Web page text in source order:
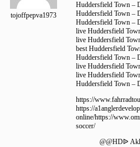
tojoffpepva1973
Huddersfield Town –
Huddersfield Town –
Huddersfield Town –
live Huddersfield
live Huddersfield
best Huddersfield
Huddersfield Town –
live Huddersfield
live Huddersfield
Huddersfield Town –
https://
https://
online/https://
soccer/
@@HDᐉ